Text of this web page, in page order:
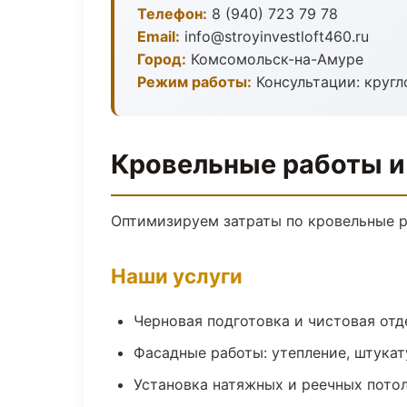
Телефон: 8 (940) 723 79 78
Email: info@stroyinvestloft460.ru
Город: Комсомольск-на-Амуре
Режим работы: Консультации:
Кровельные работы
Оптимизируем затраты по
Наши услуги
Черновая подготовка и чистовая
Фасадные работы: утепление,
Установка натяжных и реечных